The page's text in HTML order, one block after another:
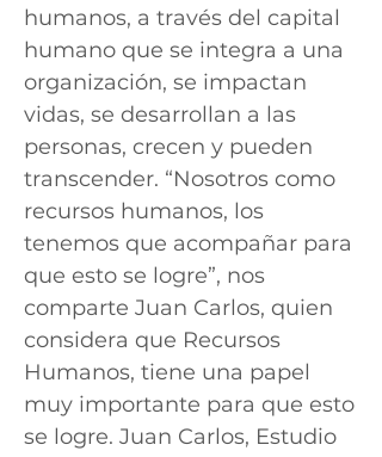
humanos, a través del capital
humano que se integra a una
organización, se impactan
vidas, se desarrollan a las
personas, crecen y pueden
transcender. “Nosotros como
recursos humanos, los
tenemos que acompañar para
que esto se logre”, nos
comparte Juan Carlos, quien
considera que Recursos
Humanos, tiene una papel
muy importante para que esto
se logre. Juan Carlos, Estudio